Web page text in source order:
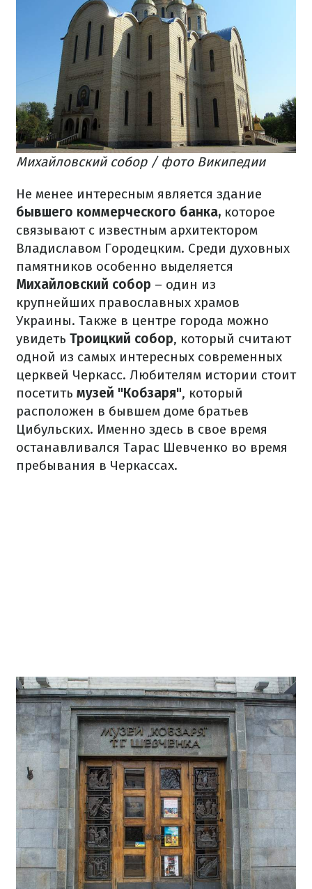
Михайловский собор / фото Википедии
Не менее интересным является здание
бывшего коммерческого банка, которое
связывают с известным архитектором
Владиславом Городецким. Среди духовных
памятников особенно выделяется
Михайловский собор – один из
крупнейших православных храмов
Украины. Также в центре города можно
увидеть Троицкий собор, который считают
одной из самых интересных современных
церквей Черкасс. Любителям истории стоит
посетить музей "Кобзаря", который
расположен в бывшем доме братьев
Цибульских. Именно здесь в свое время
останавливался Тарас Шевченко во время
пребывания в Черкассах.